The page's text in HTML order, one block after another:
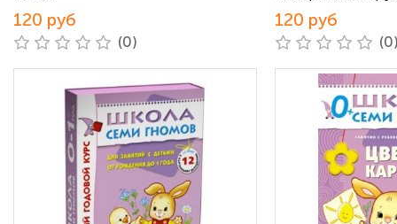
120 руб
(0)
120 руб